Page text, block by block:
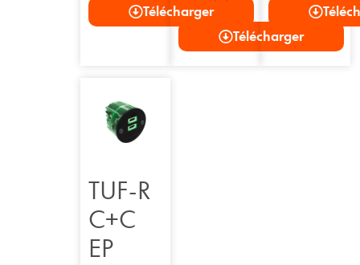
Télécharger
Télécharger
TUF-R
C+C
EP